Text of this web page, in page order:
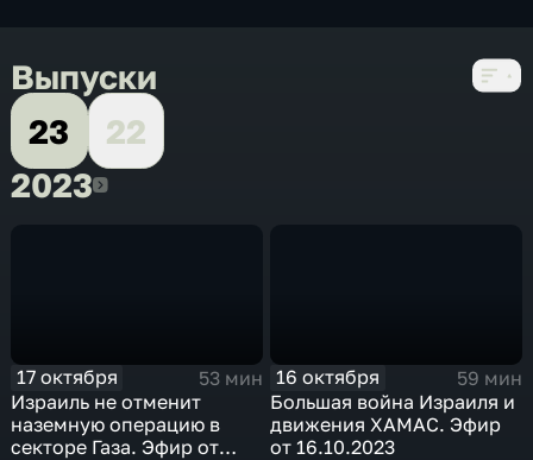
Выпуски
23
22
20232023
17 октября
53 мин
Израиль не отменит
наземную операцию в
секторе Газа. Эфир от
16 октября
59 мин
Большая война Израиля и
движения ХАМАС. Эфир
от 16.10.2023